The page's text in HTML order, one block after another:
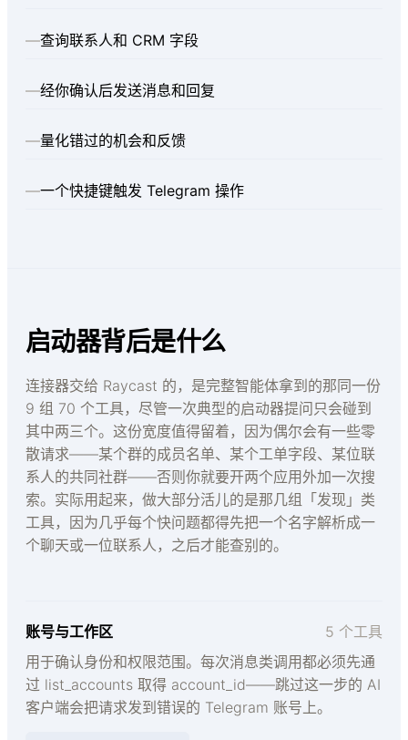
—查询联系人和 CRM 字段
—经你确认后发送消息和回复
—量化错过的机会和反馈
—一个快捷键触发 Telegram 操作
启动器背后是什么
连接器交给 Raycast 的，是完整智能体拿到的那同一份
9 组 70 个工具，尽管一次典型的启动器提问只会碰到
其中两三个。这份宽度值得留着，因为偶尔会有一些零
散请求——某个群的成员名单、某个工单字段、某位联
系人的共同社群——否则你就要开两个应用外加一次搜
索。实际用起来，做大部分活儿的是那几组「发现」类
工具，因为几乎每个快问题都得先把一个名字解析成一
个聊天或一位联系人，之后才能查别的。
账号与工作区
5 个工具
用于确认身份和权限范围。每次消息类调用都必须先通
过 list_accounts 取得 account_id——跳过这一步的 AI
客户端会把请求发到错误的 Telegram 账号上。